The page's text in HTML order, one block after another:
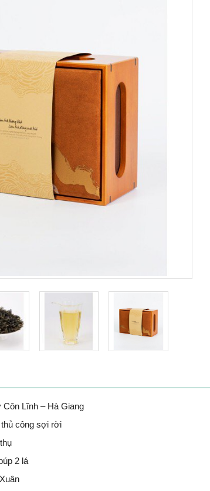
Côn Lĩnh – Hà Giang
thủ công sợi rời
2 lá